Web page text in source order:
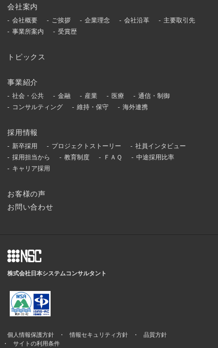
会社案内
会社概要 ご挨拶 企業理念 会社沿革
主要取引先
事業所案内
受賞歴
トピックス
事業紹介
社会・公共 金融 産業 医療
通信・制御
コンサルティング
維持・保守 海外連携
採用情報
新卒採用 プロジェクトストーリー
社員インタビュー
採用担当から
教育制度 ＦＡＱ
中途採用比率
キャリア採用
お客様の声
お問い合わせ
株式会社日本システムコンサルタント
個人情報保護方針 情報セキュリティ方針
品質方針
サイトの利用条件